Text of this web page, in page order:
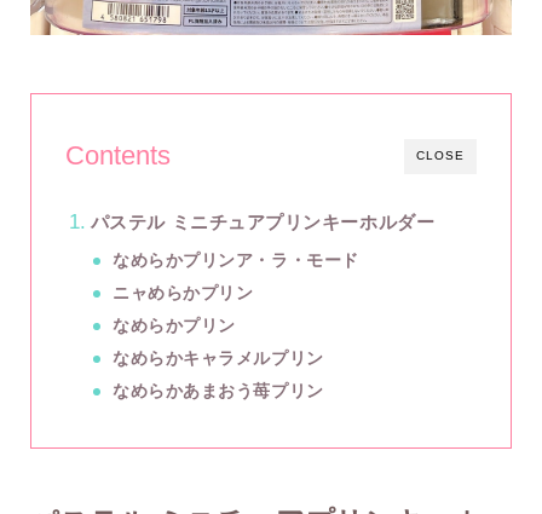
CLOSE
Contents
パステル ミニチュアプリンキーホルダー
なめらかプリンア・ラ・モード
ニャめらかプリン
なめらかプリン
なめらかキャラメルプリン
なめらかあまおう苺プリン